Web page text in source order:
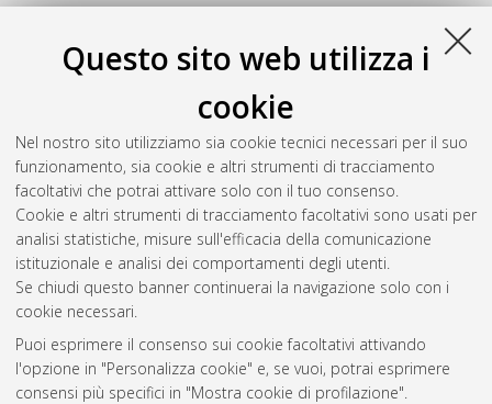
Questo sito web utilizza i
cookie
Nel nostro sito utilizziamo sia cookie tecnici necessari per il suo
funzionamento, sia cookie e altri strumenti di tracciamento
facoltativi che potrai attivare solo con il tuo consenso.
Cookie e altri strumenti di tracciamento facoltativi sono usati per
analisi statistiche, misure sull'efficacia della comunicazione
istituzionale e analisi dei comportamenti degli utenti.
Se chiudi questo banner continuerai la navigazione solo con i
cookie necessari.
Puoi esprimere il consenso sui cookie facoltativi attivando
l'opzione in "Personalizza cookie" e, se vuoi, potrai esprimere
consensi più specifici in "Mostra cookie di profilazione".
Bio-ecological studies on Penaeus
kerathurus (Forskål, 1775) in North-Central Adriatic Sea toward
an assessment of the status of the resource, [Dissertation
thesis], Alma Mater Studiorum Università di Bologna.
Tecnologie innovative e uso sostenibile
delle risorse di pesca e biologiche del mediterraneo (fishmed-
phd), 36 Ciclo.
Questa lista e' stata generata ilSat Aug 8 20:32:05 2026
Atom
Rss 1.0
Rss 2.0